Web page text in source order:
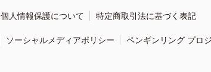
個人情報保護について 特定商取引法に基づく表記
ソーシャルメディアポリシー ペンギンリング プロ